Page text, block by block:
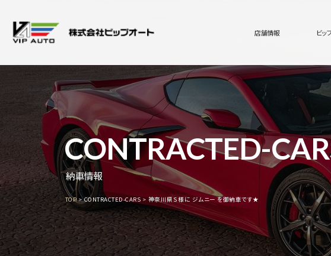
店舗情報 ビッ
CONTRACTED-
納車情報
TOP CONTRACTED-CARS 神奈川県Ｓ様に ジムニー を御納車です★